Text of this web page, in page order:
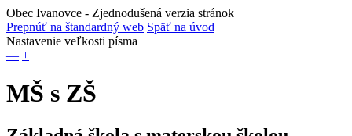
Obec Ivanovce - Zjednodušená verzia stránok
Prepnúť na štandardný web Späť na úvod
Nastavenie veľkosti písma
— +
MŠ s ZŠ